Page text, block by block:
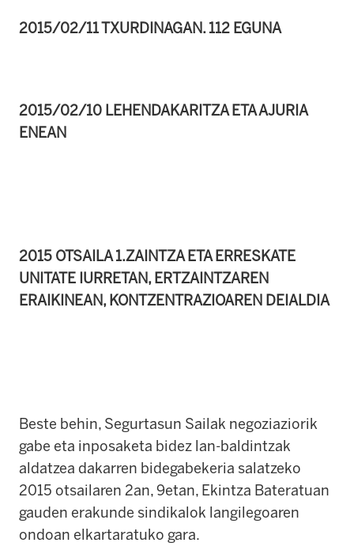
2015/02/11 TXURDINAGAN. 112 EGUNA
2015/02/10 LEHENDAKARITZA ETA AJURIA
ENEAN
2015 OTSAILA 1.ZAINTZA ETA ERRESKATE
UNITATE IURRETAN, ERTZAINTZAREN
ERAIKINEAN, KONTZENTRAZIOAREN DEIALDIA
Beste behin, Segurtasun Sailak negoziaziorik
gabe eta inposaketa bidez lan-baldintzak
aldatzea dakarren bidegabekeria salatzeko
2015 otsailaren 2an, 9etan, Ekintza Bateratuan
gauden erakunde sindikalok langilegoaren
ondoan elkartaratuko gara.